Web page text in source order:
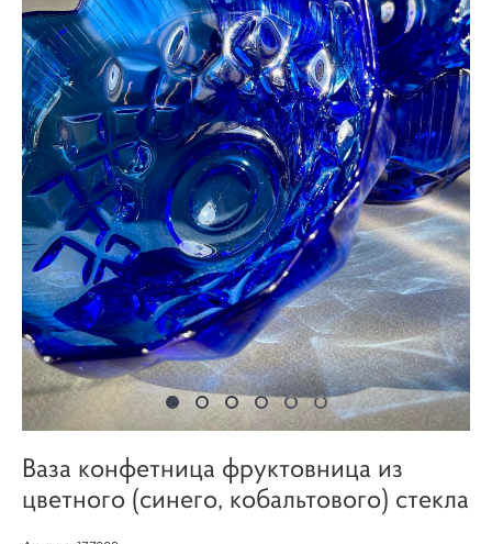
Ваза конфетница фруктовница из
цветного (синего, кобальтового) стекла